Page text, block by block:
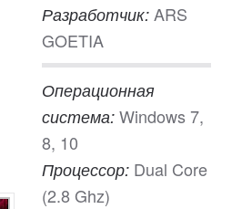
Разработчик: ARS
GOETIA
Операционная
система: Windows 7,
8, 10
Процессор: Dual Core
(2.8 Ghz)